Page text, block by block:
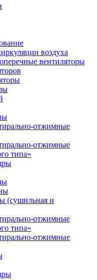
воздуха
вентиляторы
отжимные
отжимные
типа»
(сушильная и
отжимные
типа»
отжимные